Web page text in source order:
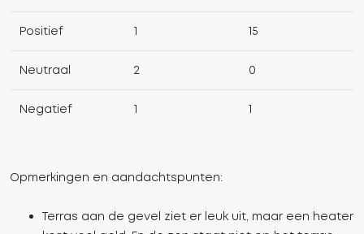
Positief 1 15
Neutraal 2 0
Negatief 1 1
Opmerkingen en aandachtspunten:
Terras aan de gevel ziet er leuk uit, maar een heater